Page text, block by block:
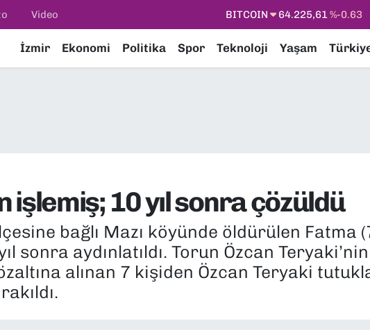
Video DOLAR 47,7143%0.16
STERLİN
64,2463%0.07
İzmir Ekonomi Politika Spor Teknoloji Yaşam
işlemiş; 10 yıl sonra çözüldü
bağlı Mazı köyünde öldürülen Fatma
sonra aydınlatıldı. Torun Özcan
alınan 7 kişiden Özcan Teryaki